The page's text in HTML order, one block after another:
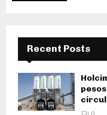
Recent Posts